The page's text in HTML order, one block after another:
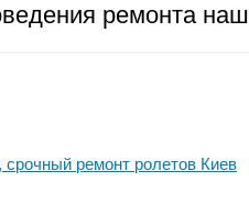
ремонта
срочный ремонт ролетов Киев